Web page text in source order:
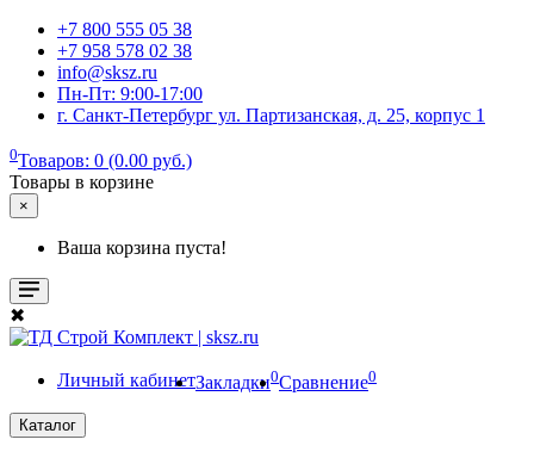
+7 800 555 05 38
+7 958 578 02 38
info@sksz.ru
Пн-Пт: 9:00-17:00
г. Санкт-Петербург ул. Партизанская, д. 25, корпус 1
0Товаров: 0 (0.00 руб.)
Товары в корзине
×
Ваша корзина пуста!
✖
Личный кабинетЗакладки0Сравнение0
Каталог